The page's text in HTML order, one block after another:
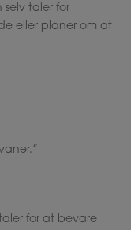
taler for
eller planer om at
for at bevare